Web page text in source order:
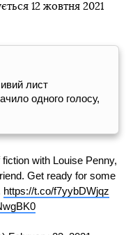
12 жовтня 2021
лист
одного голосу,
with Louise Penny,
Get ready for some
https://t.co/f7yybDWjqz